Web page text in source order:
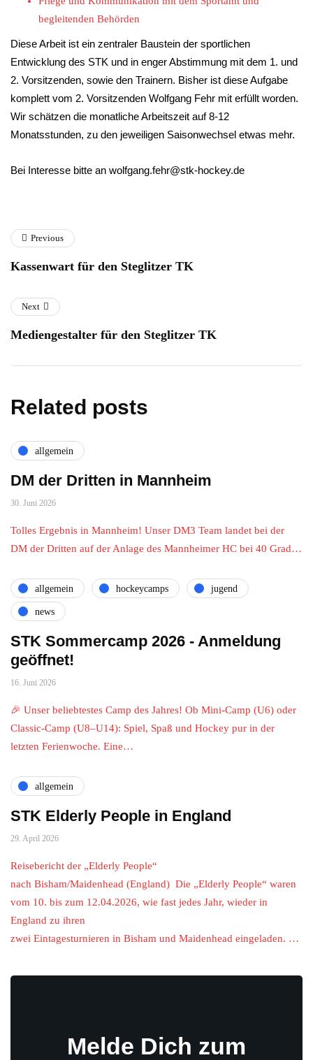
begleitenden Behörden
Diese Arbeit ist ein zentraler Baustein der sportlichen
Entwicklung des STK und in enger Abstimmung mit dem 1. und
2. Vorsitzenden, sowie den Trainern. Bisher ist diese Aufgabe
komplett vom 2. Vorsitzenden Wolfgang Fehr mit erfüllt worden.
Wir schätzen die monatliche Arbeitszeit auf 8-12
Monatsstunden, zu den jeweiligen Saisonwechsel etwas mehr.
Bei Interesse bitte an wolfgang.fehr@stk-hockey.de
Previous
Kassenwart für den Steglitzer TK
Next
Mediengestalter für den Steglitzer TK
Related posts
allgemein
DM der Dritten in Mannheim
30. Juni 2026
Tolles Ergebnis in Mannheim! Unser DM3 Team landet bei der
DM der Dritten auf der Anlage des Mannheimer HC bei 40 Grad…
allgemein hockeycamps jugend
news
STK Sommercamp 2026 - Anmeldung
geöffnet!
16. Juni 2026
🎉 Unser beliebtestes Camp des Jahres! Ob Mini-Camp (U6) oder
Classic-Camp (U8–U14): Spiel, Spaß und Hockey pur in der
letzten Ferienwoche. Eine…
allgemein
STK Elderly People in England
29. April 2026
Reisebericht der „Elderly People“
nach Bisham/Maidenhead (England) Die „Elderly People“ waren
vom 10. bis zum 12.04.2026, wie fast jedes Jahr, wieder in
England zu ihren
zwei Eintagesturnieren in Bisham und Maidenhead eingeladen. …
Melde Dich zum